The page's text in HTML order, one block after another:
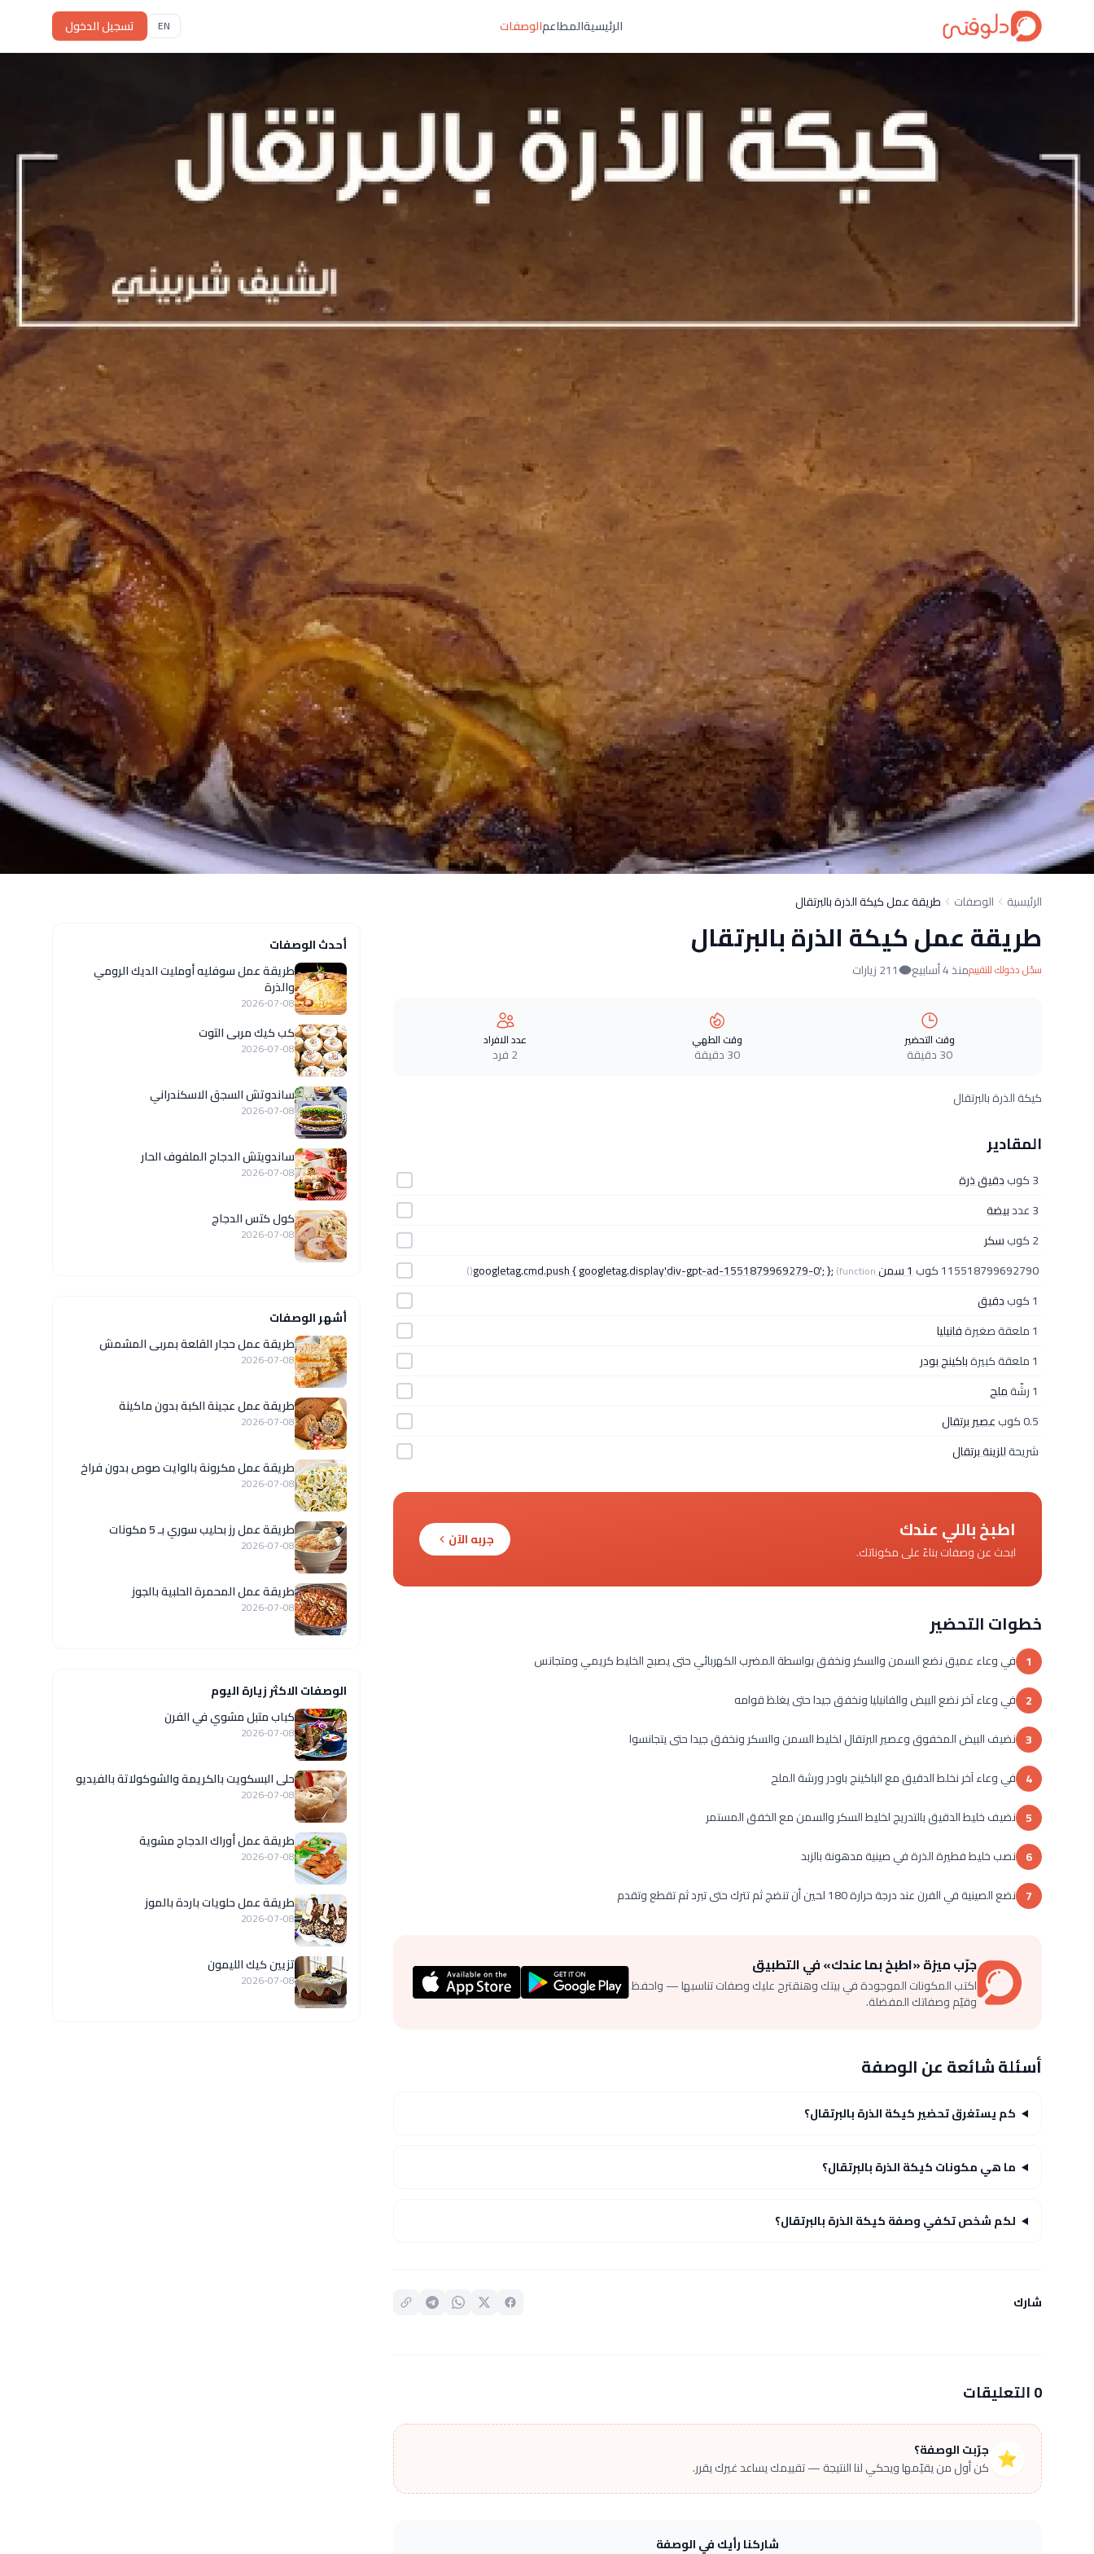
الرئيسيةالمطاعمالوصفات EN تسجيل الدخول
الرئيسية الوصفات طريقة عمل كيكة الذرة بالبرتقال
طريقة عمل كيكة الذرة بالبرتقال
سجّل دخولك للتقييممنذ 4 أسابيع 211 زيارات
وقت التحضير
30 دقيقة
وقت الطهي
30 دقيقة
عدد الافراد
2 فرد
كيكة الذرة بالبرتقال
المقادير
3 كوب
دقيق ذرة
3 عدد
بيضة
2 كوب
سكر
115518799692790 كوب
1 سمن googletag.cmd.push { googletag.display'div-gpt-ad-1551879969279-0'; }; (function()
1 كوب
دقيق
1 ملعقة صغيرة
فانيليا
1 ملعقة كبيرة
باكينج بودر
1 رشّة
ملح
0.5 كوب
عصير برتقال
شريحةللزينة برتقال
اطبخ باللي عندك
ابحث عن وصفات بناءً على مكوناتك.
جربه الآن
خطوات التحضير
1 في وعاء عميق نضع السمن والسكر ونخفق بواسطة المضرب الكهربائي حتى يصبح الخليط كريمي ومتجانس
2 في وعاء آخر نضع البيض والفانيليا ونخفق جيدا حتى يغلظ قوامه
3 نضيف البيض المخفوق وعصير البرتقال لخليط السمن والسكر ونخفق جيدا حتى يتجانسوا
4 في وعاء آخر نخلط الدقيق مع الباكينج باودر ورشة الملح
5 نضيف خليط الدقيق بالتدريج لخليط السكر والسمن مع الخفق المستمر
6 نصب خليط فطيرة الذرة في صينية مدهونة بالزبد
7 نضع الصينية في الفرن عند درجة حرارة 180 لحين أن تنضج ثم تترك حتى تبرد ثم تقطع وتقدم
جرّب ميزة «اطبخ بما عندك» في التطبيق
اكتب المكونات الموجودة في بيتك وهنقترح عليك وصفات تناسبها — واحفظ
وقيّم وصفاتك المفضلة.
أسئلة شائعة عن الوصفة
كم يستغرق تحضير كيكة الذرة بالبرتقال؟
ما هي مكونات كيكة الذرة بالبرتقال؟
لكم شخص تكفي وصفة كيكة الذرة بالبرتقال؟
شارك
0 التعليقات
⭐ جرّبت الوصفة؟
كن أول من يقيّمها ويحكي لنا النتيجة — تقييمك يساعد غيرك يقرر.
شاركنا رأيك في الوصفة
أحدث الوصفات
طريقة عمل سوفليه أومليت الديك الرومي
والذرة
2026-07-08
كب كيك مربى التوت
2026-07-08
ساندوتش السجق الاسكندراني
2026-07-08
ساندويتش الدجاج الملفوف الحار
2026-07-08
كول كتس الدجاج
2026-07-08
أشهر الوصفات
طريقة عمل حجار القلعة بمربى المشمش
2026-07-08
طريقة عمل عجينة الكبة بدون ماكينة
2026-07-08
طريقة عمل مكرونة بالوايت صوص بدون فراخ
2026-07-08
طريقة عمل رز بحليب سوري بـ 5 مكونات
2026-07-08
طريقة عمل المحمرة الحلبية بالجوز
2026-07-08
الوصفات الاكثر زيارة اليوم
كباب متبل مشوي في الفرن
2026-07-08
حلى البسكويت بالكريمة والشوكولاتة بالفيديو
2026-07-08
طريقة عمل أوراك الدجاج مشوية
2026-07-08
طريقة عمل حلويات باردة بالموز
2026-07-08
تزيين كيك الليمون
2026-07-08